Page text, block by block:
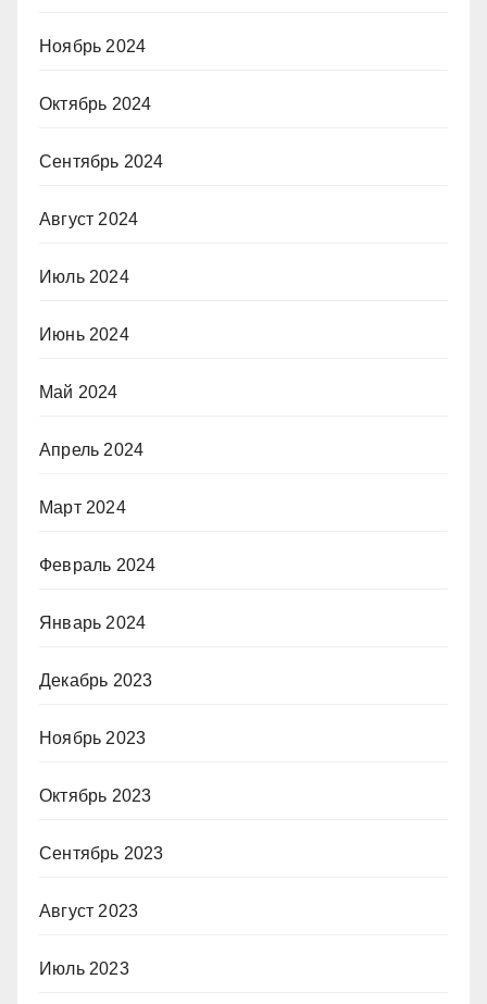
Ноябрь 2024
Октябрь 2024
Сентябрь 2024
Август 2024
Июль 2024
Июнь 2024
Май 2024
Апрель 2024
Март 2024
Февраль 2024
Январь 2024
Декабрь 2023
Ноябрь 2023
Октябрь 2023
Сентябрь 2023
Август 2023
Июль 2023